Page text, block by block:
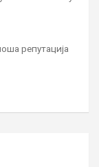
репутација